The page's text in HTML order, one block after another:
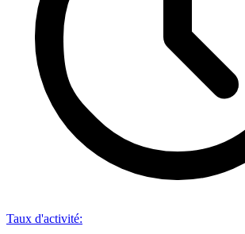
Taux d'activité: